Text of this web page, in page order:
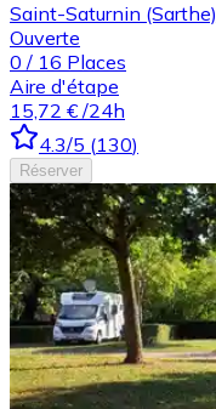
Saint-Saturnin (Sarthe)
Ouverte
0 / 16 Places
Aire d'étape
15,72 € /24h
4.3/5 (130)
Réserver